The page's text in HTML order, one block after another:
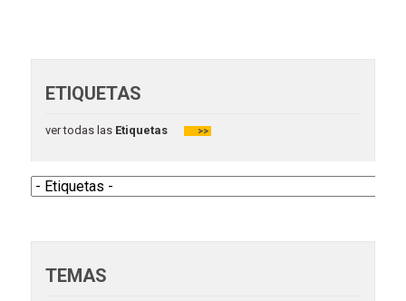
ETIQUETAS
ver todas las Etiquetas >>
TEMAS